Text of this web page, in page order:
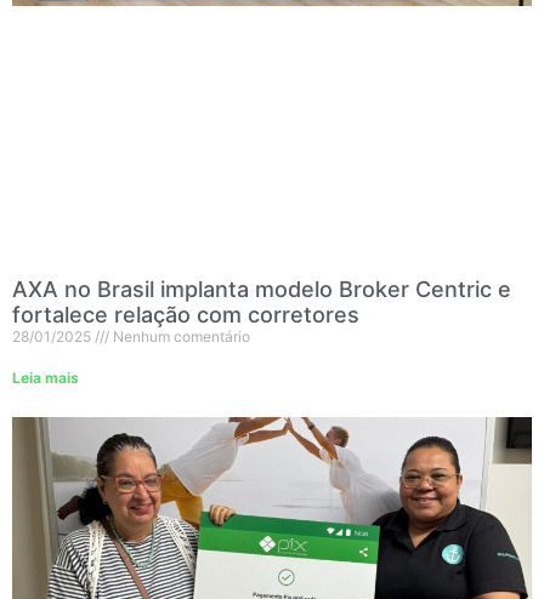
AXA no Brasil implanta modelo Broker Centric e
fortalece relação com corretores
28/01/2025 Nenhum comentário
Leia mais